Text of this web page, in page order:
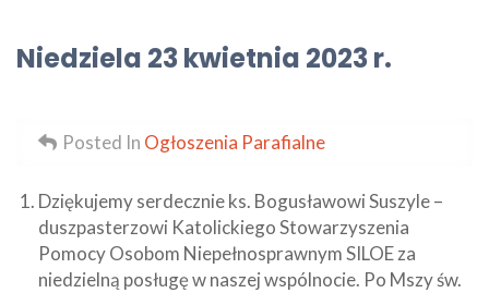
Niedziela 23 kwietnia 2023 r.
Posted In Ogłoszenia Parafialne
Dziękujemy serdecznie ks. Bogusławowi Suszyle –
duszpasterzowi Katolickiego Stowarzyszenia
Pomocy Osobom Niepełnosprawnym SILOE za
niedzielną posługę w naszej wspólnocie. Po Mszy św.